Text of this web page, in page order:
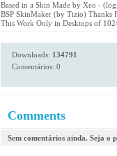
Based in a Skin Made by Xeo -
BSP SkinMaker (by Tizio) Thanks
This Work Only in Desktops of
Downloads: 134791
Comentários: 0
Comments
Sem comentários ainda. Seja o